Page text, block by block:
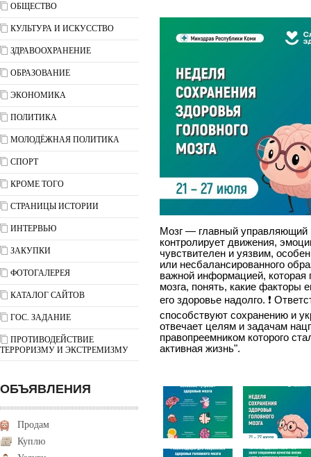
ОБЩЕСТВО
КУЛЬТУРА И ИСКУССТВО
ЗДРАВООХРАНЕНИЕ
ОБРАЗОВАНИЕ
ЭКОНОМИКА
ПОЛИТИКА
МОЛОДЁЖНАЯ ПОЛИТИКА
СПОРТ
КРОМЕ ТОГО
СТРАНИЦЫ ИСТОРИИ
ИНТЕРВЬЮ
ЗАКУПКИ
ФОТОГАЛЕРЕЯ
КАТАЛОГ САЙТОВ
ГОС. ЗАДАНИЕ
ПРОТИВОДЕЙСТВИЕ
ТЕРРОРИЗМУ И ЭКСТРЕМИЗМУ
ОБЪЯВЛЕНИЯ
Продам
Куплю
Мозг — главный управляющий
контролирует движения,
чувствителен и уязвим,
или несбалансированного
важной информацией,
мозга, понять, какие факторы
его здоровье надолго. ❗
способствуют сохранению и
отвечает целям и задачам
правопреемником которого
активная жизнь".